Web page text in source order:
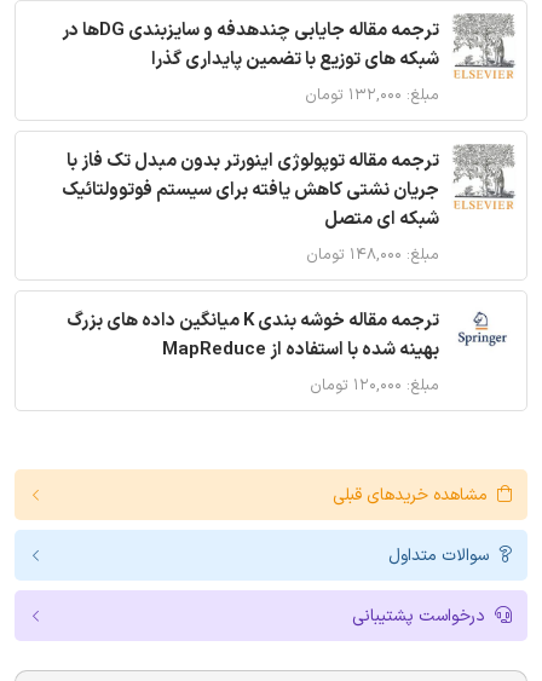
ترجمه مقاله جایابی چندهدفه و سایزبندی DGها در
شبکه های توزیع با تضمین پایداری گذرا
مبلغ: ۱۳۲,۰۰۰ تومان
ترجمه مقاله توپولوژی اینورتر بدون مبدل تک فاز با
جریان نشتی کاهش یافته برای سیستم فوتوولتائیک
شبکه ای متصل
مبلغ: ۱۴۸,۰۰۰ تومان
ترجمه مقاله خوشه بندی K میانگین داده های بزرگ
بهینه شده با استفاده از MapReduce
مبلغ: ۱۲۰,۰۰۰ تومان
مشاهده خریدهای قبلی
سوالات متداول
درخواست پشتیبانی